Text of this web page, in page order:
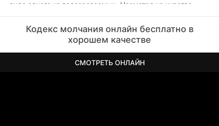
виде одного из подозреваемых. Несмотря на чувства,
профессиональным долгом.
Кодекс молчания онлайн бесплатно в
хорошем качестве
СМОТРЕТЬ ОНЛАЙН